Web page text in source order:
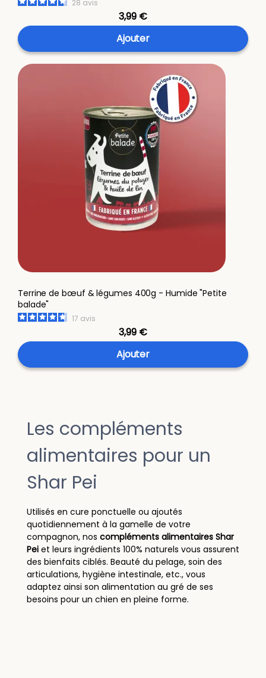
28 avis
3,99 €
Ajouter
Terrine de bœuf & légumes 400g - Humide "Petite
balade"
17 avis
3,99 €
Ajouter
Les compléments
alimentaires pour un
Shar Pei
Utilisés en cure ponctuelle ou ajoutés
quotidiennement à la gamelle de votre
compagnon, nos compléments alimentaires Shar
Pei et leurs ingrédients 100% naturels vous assurent
des bienfaits ciblés. Beauté du pelage, soin des
articulations, hygiène intestinale, etc., vous
adaptez ainsi son alimentation au gré de ses
besoins pour un chien en pleine forme.